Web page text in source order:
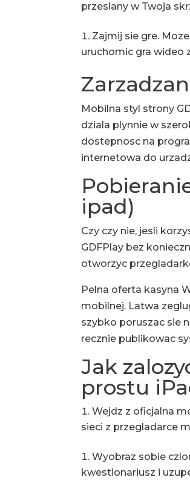
przeslany w Twoja
Zajmij sie gre.
uruchomic gra wideo
Mobilna styl strony
dziala plynnie w
dostepnosc na
internetowa do
ipad)
Czy czy nie, jesli
GDFPlay bez
otworzyc
Pelna oferta kasyna
mobilnej. Latwa
szybko poruszac sie
recznie publikowac
Jak
prostu
Wejdz z oficjalna
sieci z przegladarce
Wyobraz sobie
kwestionariusz i